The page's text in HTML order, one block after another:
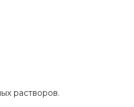
растворов.